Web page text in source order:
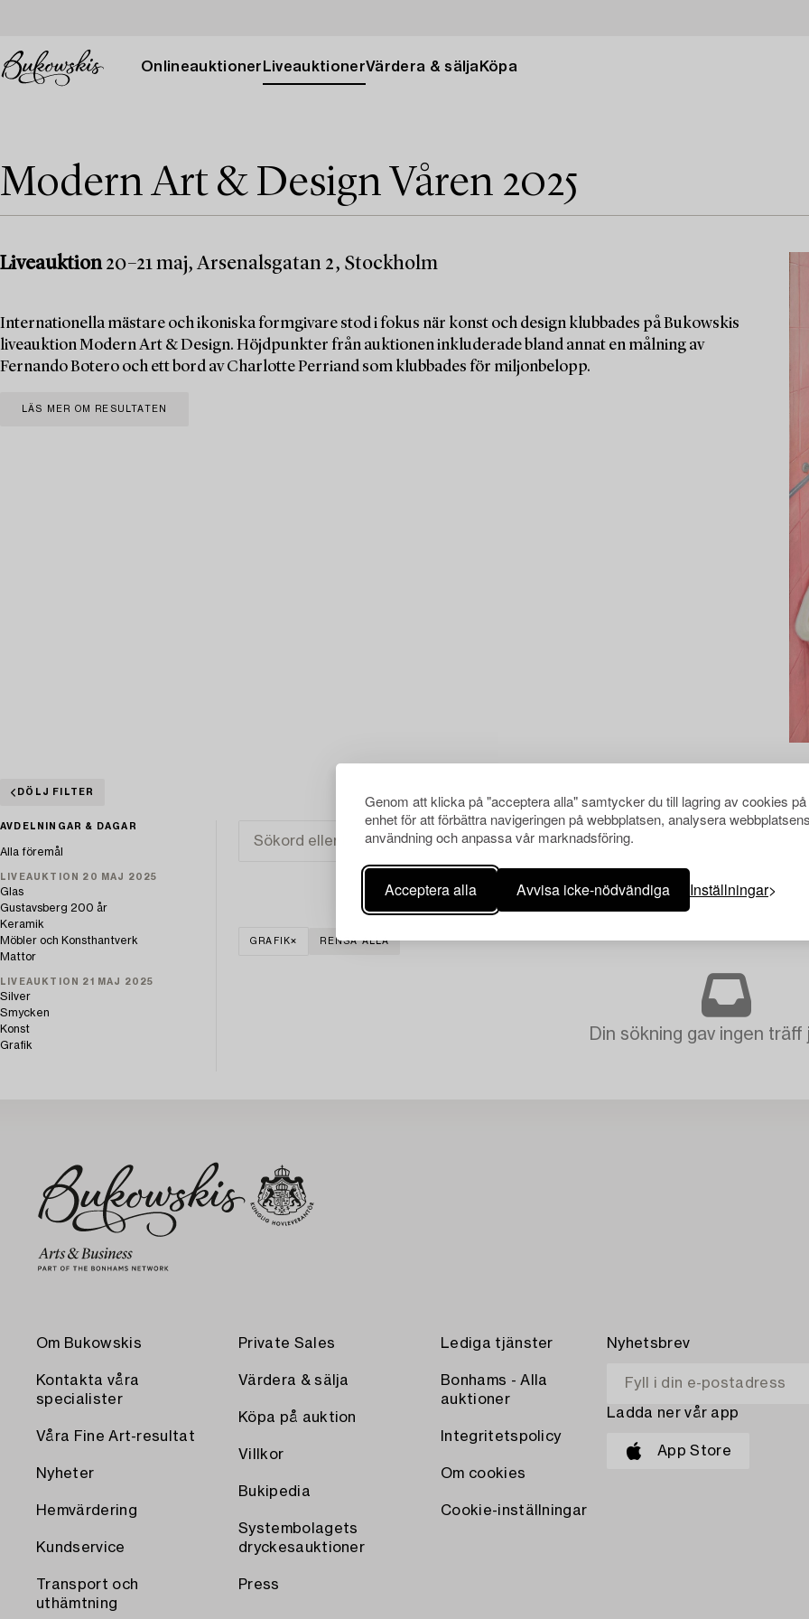
Genom att klicka på "acceptera alla" samtycker du till lagring av cookies
enhet för att förbättra navigeringen på webbplatsen, analysera
användning och anpassa vår marknadsföring.
Acceptera alla Avvisa icke-nödvändiga Inställningar
Onlineauktioner LiveauktionerVärdera & sälja Köpa
Modern Art & Design Våren 2025
Liveauktion20–21 maj, Arsenalsgatan 2, Stockholm
Internationella mästare och ikoniska formgivare stod i fokus när konst och design klubbades på Bukowskis
liveauktion Modern Art & Design. Höjdpunkter från auktionen inkluderade bland annat en målning av
Fernando Botero och ett bord av Charlotte Perriand som klubbades för miljonbelopp.
LÄS MER OM RESULTATEN
DÖLJ FILTER
AVDELNINGAR & DAGAR
Alla föremål
LIVEAUKTION 20 MAJ 2025
Glas
Gustavsberg 200 år
Keramik
Möbler och Konsthantverk
Mattor
LIVEAUKTION 21 MAJ 2025
Silver
Smycken
Konst
Grafik
GRAFIK RENSA ALLA
Din sökning gav ingen träff
Om Bukowskis
Kontakta våra
specialister
Våra Fine Art-resultat
Nyheter
Hemvärdering
Kundservice
Transport och
uthämtning
Private Sales
Värdera & sälja
Köpa på auktion
Villkor
Bukipedia
Systembolagets
dryckesauktioner
Press
Lediga tjänster
Bonhams - Alla
auktioner
Integritetspolicy
Om cookies
Cookie-inställningar
Nyhetsbrev
Ladda ner vår app
App Store